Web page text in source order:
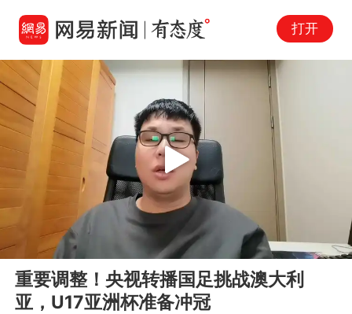
打开
04:32
Play
重要调整！央视转播国足挑战澳大利
亚，U17亚洲杯准备冲冠